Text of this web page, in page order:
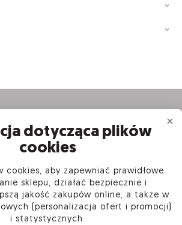
dotycząca plików
cookies
cookies, aby zapewniać prawidłowe
sklepu, działać bezpiecznie i
jakość zakupów online, a także w
(personalizacja ofert i promocji)
i statystycznych.